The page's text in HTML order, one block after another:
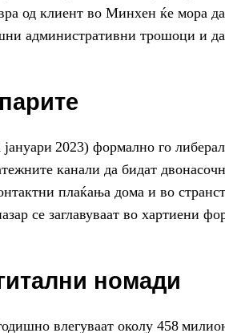
од клиент во Минхен ќе мора
административни трошоци и
2023) формално го
канали да бидат
плаќања дома и во
се заглавуваат во хартиени
номади
влегуваат околу 458